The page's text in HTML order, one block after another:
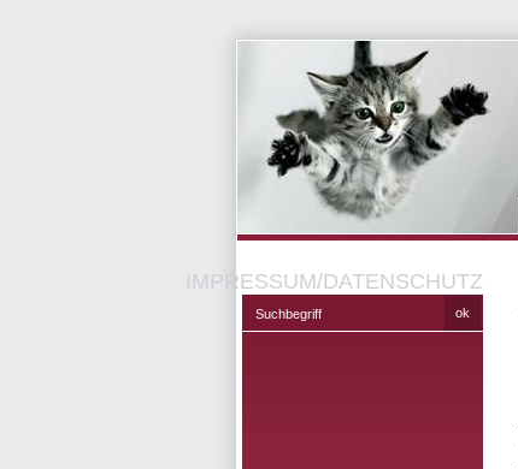
IMPRESSUM/DATENSCHUTZ